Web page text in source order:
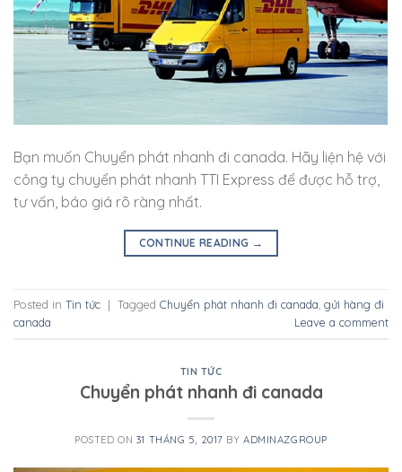
Bạn muốn Chuyển phát nhanh đi canada. Hãy liện hệ với
công ty chuyển phát nhanh TTI Express để được hỗ trợ,
tư vấn, báo giá rõ ràng nhất.
CONTINUE READING →
Posted in Tin tức | Tagged Chuyển phát nhanh đi canada gửi hàng đi
canada
Leave a comment
TIN TỨC
Chuyển phát nhanh đi canada
POSTED ON 31 THÁNG 5, 2017 BYADMINAZGROUP